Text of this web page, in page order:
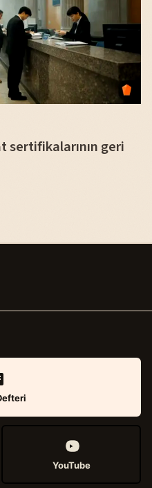
sertifikalarının geri
YouTube